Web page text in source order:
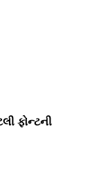
ફોન્ટની